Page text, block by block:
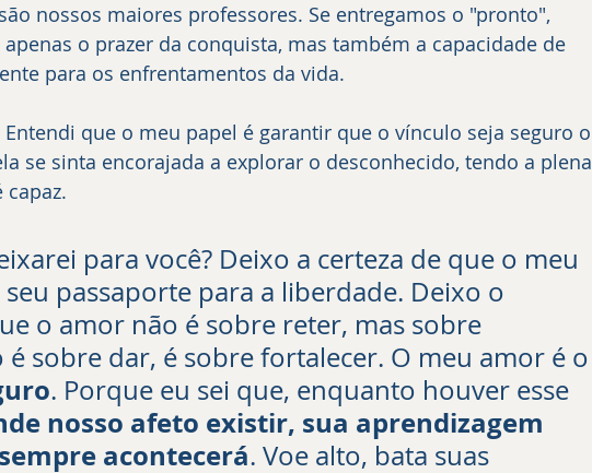
nossos maiores professores. Se entregamos o "pronto",
o prazer da conquista, mas também a capacidade de
para os enfrentamentos da vida.
que o meu papel é garantir que o vínculo seja seguro o
se sinta encorajada a explorar o desconhecido, tendo a plena
capaz.
para você? Deixo a certeza de que o meu
passaporte para a liberdade. Deixo o
o amor não é sobre reter, mas sobre
é sobre dar, é sobre fortalecer. O meu amor é o
. Porque eu sei que, enquanto houver esse
nosso afeto existir, sua aprendizagem
acontecerá. Voe alto, bata suas